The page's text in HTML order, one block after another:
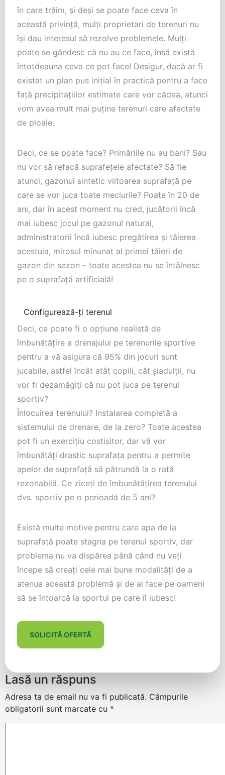
în care trăim, şi deşi se poate face ceva în
această privinţă, mulţi proprietari de terenuri nu
îşi dau interesul să rezolve problemele. Mulţi
poate se gândesc că nu au ce face, însă există
întotdeauna ceva ce pot face! Desigur, dacă ar fi
existat un plan pus iniţial în practică pentru a face
faţă precipitaţiilor estimate care vor cădea, atunci
vom avea mult mai puţine terenuri care afectate
de ploaie.
Deci, ce se poate face? Primăriile nu au bani? Sau
nu vor să refacă suprafeţele afectate? Să fie
atunci, gazonul sintetic viitoarea suprafaţă pe
care se vor juca toate meciurile? Poate în 20 de
ani, dar în acest moment nu cred, jucătorii încă
mai iubesc jocul pe gazonul natural,
administratorii încă iubesc pregătirea şi tăierea
acestuia, mirosul minunat al primei tăieri de
gazon din sezon – toate acestea nu se întâlnesc
pe o suprafaţă artificială!
Configurează-ți terenul
Deci, ce poate fi o opţiune realistă de
îmbunătăţire a drenajului pe terenurile sportive
pentru a vă asigura că 95% din jocuri sunt
jucabile, astfel încât atât copiii, cât şiadulţii, nu
vor fi dezamăgiţi că nu pot juca pe terenul
sportiv?
Înlocuirea terenului? Instalarea completă a
sistemului de drenare, de la zero? Toate acestea
pot fi un exerciţiu costisitor, dar vă vor
îmbunătăţi drastic suprafaţa pentru a permite
apelor de suprafaţă să pătrundă la o rată
rezonabilă. Ce ziceţi de îmbunătăţirea terenului
dvs. sportiv pe o perioadă de 5 ani?
Există multe motive pentru care apa de la
suprafaţă poate stagna pe terenul sportiv, dar
problema nu va dispărea până când nu veţi
începe să creaţi cele mai bune modalităţi de a
atenua această problemă şi de ai face pe oameni
să se întoarcă la sportul pe care îl iubesc!
SOLICITĂ OFERTĂ
Lasă un răspuns
Adresa ta de email nu va fi publicată. Câmpurile
obligatorii sunt marcate cu *